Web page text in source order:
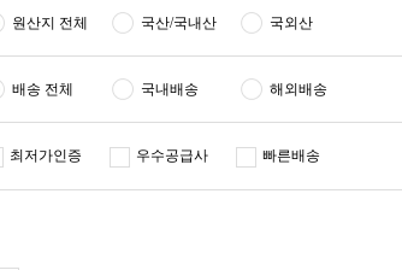
원산지 전체 국산/국내산 국외산
배송 전체 국내배송 해외배송
최저가인증 우수공급사 빠른배송